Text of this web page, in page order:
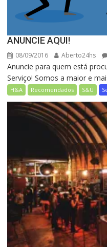
ANUNCIE AQUI!
08/09/2016 Aberto24hs
Anuncie para quem está
Serviço! Somos a maior e
H&A Recomendados S&U